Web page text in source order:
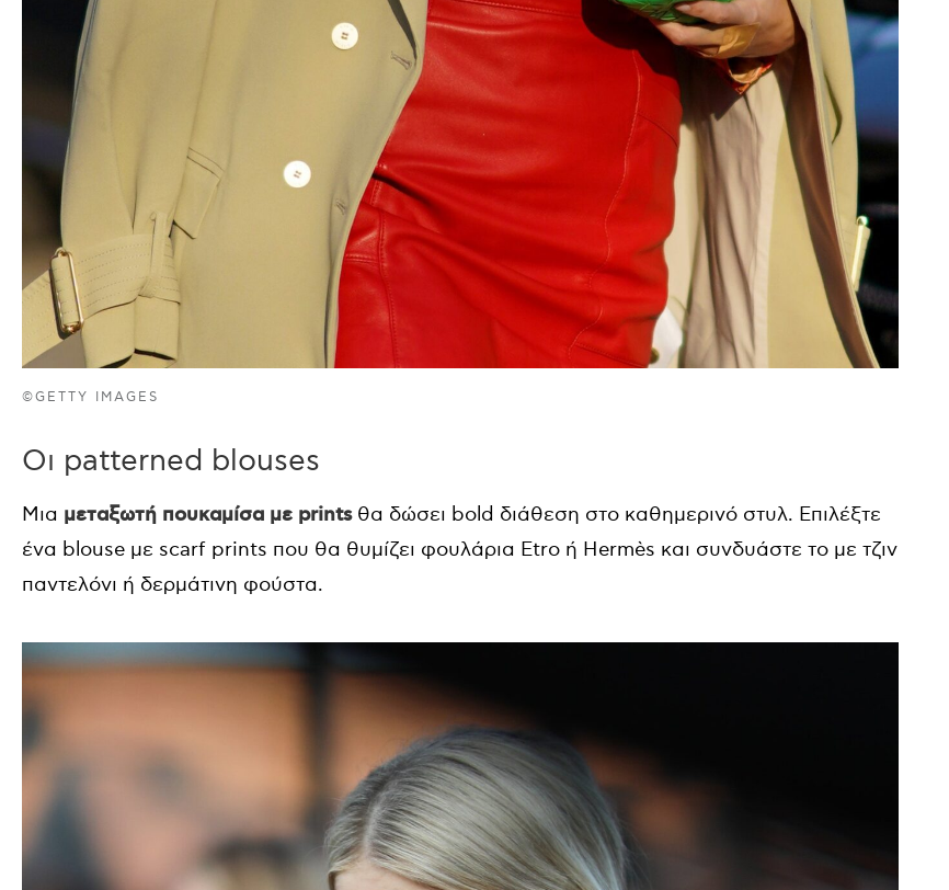
©GETTY IMAGES
Οι patterned blouses
Μια μεταξωτή πουκαμίσα με printsθα δώσει bold διάθεση στο καθημερινό στυλ. Επιλέξτε
ένα blouse με scarf prints που θα θυμίζει φουλάρια Etro ή Hermès και συνδυάστε το με τζιν
παντελόνι ή δερμάτινη φούστα.